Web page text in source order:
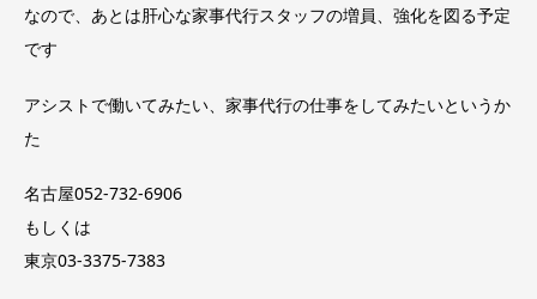
なので、あとは肝心な家事代行スタッフの増員、強化を図る予定
です
アシストで働いてみたい、家事代行の仕事をしてみたいというか
た
名古屋052-732-6906
もしくは
東京03-3375-7383